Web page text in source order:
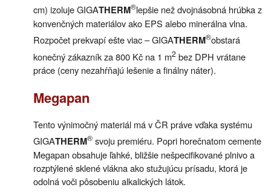
cm) izoluje GIGATHERM®lepšie než dvojnásobná hrúbka z
konvenčných materiálov ako EPS alebo minerálna vlna.
Rozpočet prekvapí ešte viac – GIGATHERM®obstará
konečný zákazník za 800 Kč na 1 m2 bez DPH vrátane
práce (ceny nezahŕňajú lešenie a finálny náter).
Megapan
Tento výnimočný materiál má v ČR práve vďaka systému
GIGATHERM® svoju premiéru. Popri horečnatom cemente
Megapan obsahuje ľahké, bližšie nešpecifikované plnivo a
rozptýlené sklené vlákna ako stužujúcu prísadu, ktorá je
odolná voči pôsobeniu alkalických látok.